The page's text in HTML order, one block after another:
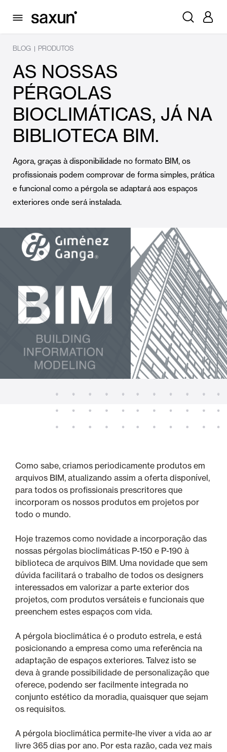
BLOG | PRODUTOS
AS NOSSAS
PÉRGOLAS
BIOCLIMÁTICAS, JÁ NA
BIBLIOTECA BIM.
Agora, graças à disponibilidade no formato BIM, os
profissionais podem comprovar de forma simples, prática
e funcional como a pérgola se adaptará aos espaços
exteriores onde será instalada.
Como sabe, criamos periodicamente produtos em
arquivos BIM, atualizando assim a oferta disponível,
para todos os profissionais prescritores que
incorporam os nossos produtos em projetos por
todo o mundo.
Hoje trazemos como novidade a incorporação das
nossas pérgolas bioclimáticas P-150 e P-190 à
biblioteca de arquivos BIM. Uma novidade que sem
dúvida facilitará o trabalho de todos os designers
interessados em valorizar a parte exterior dos
projetos, com produtos versáteis e funcionais que
preenchem estes espaços com vida.
A pérgola bioclimática é o produto estrela, e está
posicionando a empresa como uma referência na
adaptação de espaços exteriores. Talvez isto se
deva à grande possibilidade de personalização que
oferece, podendo ser facilmente integrada no
conjunto estético da moradia, quaisquer que sejam
os requisitos.
A pérgola bioclimática permite-lhe viver a vida ao ar
livre 365 dias por ano. Por esta razão, cada vez mais